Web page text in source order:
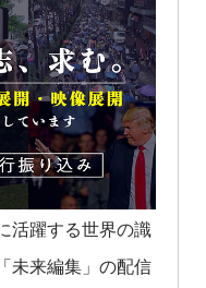
活躍する世界の識
未来編集」の配信